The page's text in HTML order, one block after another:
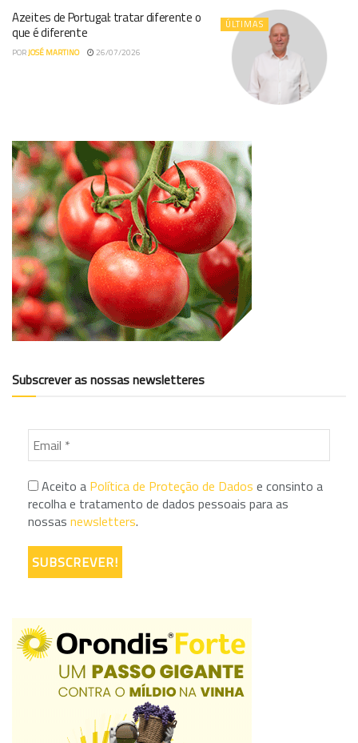
ÚLTIMAS
Azeites de Portugal: tratar diferente o
que é diferente
PORJOSÉ MARTINO 26/07/2026
Subscrever as nossas newsletteres
Aceito a Política de Proteção de Dados e consinto a
recolha e tratamento de dados pessoais para as
nossas newsletters.